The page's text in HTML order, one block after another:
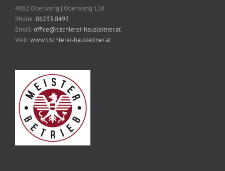
4882 Oberwang | Oberwang 118
Phone:06233 8493
Email:office@tischlerei-hausleitner.at
Web:www.tischlerei-hausleitner.at